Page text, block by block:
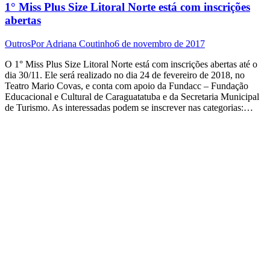
1° Miss Plus Size Litoral Norte está com inscrições
abertas
OutrosPorAdriana Coutinho6 de novembro de 2017
O 1° Miss Plus Size Litoral Norte está com inscrições abertas até o
dia 30/11. Ele será realizado no dia 24 de fevereiro de 2018, no
Teatro Mario Covas, e conta com apoio da Fundacc – Fundação
Educacional e Cultural de Caraguatatuba e da Secretaria Municipal
de Turismo. As interessadas podem se inscrever nas categorias:…